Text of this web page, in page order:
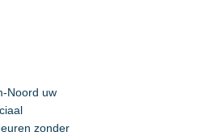
Noord uw
zonder